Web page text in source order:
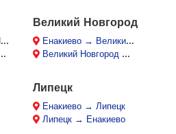
Великий Новгород
Енакиево → Великий Новгород
Великий Новгород → Енакиево
Липецк
Енакиево → Липецк
Липецк → Енакиево